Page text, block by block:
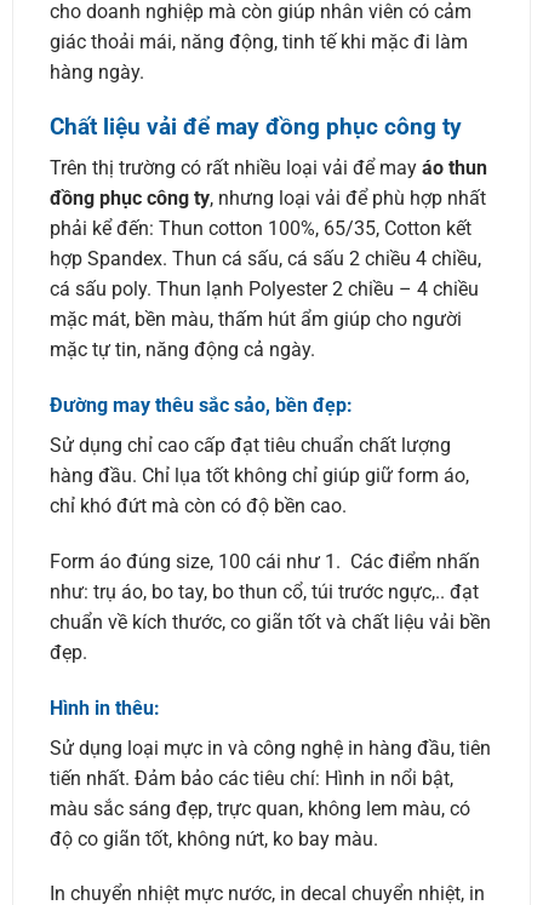
cho doanh nghiệp mà còn giúp nhân viên có cảm
giác thoải mái, năng động, tinh tế khi mặc đi làm
hàng ngày.
Chất liệu vải để may đồng phục công ty
Trên thị trường có rất nhiều loại vải để may áo thun
đồng phục công ty, nhưng loại vải để phù hợp nhất
phải kể đến: Thun cotton 100%, 65/35, Cotton kết
hợp Spandex. Thun cá sấu, cá sấu 2 chiều 4 chiều,
cá sấu poly. Thun lạnh Polyester 2 chiều – 4 chiều
mặc mát, bền màu, thấm hút ẩm giúp cho người
mặc tự tin, năng động cả ngày.
Đường may thêu sắc sảo, bền đẹp:
Sử dụng chỉ cao cấp đạt tiêu chuẩn chất lượng
hàng đầu. Chỉ lụa tốt không chỉ giúp giữ form áo,
chỉ khó đứt mà còn có độ bền cao.
Form áo đúng size, 100 cái như 1. Các điểm nhấn
như: trụ áo, bo tay, bo thun cổ, túi trước ngực,.. đạt
chuẩn về kích thước, co giãn tốt và chất liệu vải bền
đẹp.
Hình in thêu:
Sử dụng loại mực in và công nghệ in hàng đầu, tiên
tiến nhất. Đảm bảo các tiêu chí: Hình in nổi bật,
màu sắc sáng đẹp, trực quan, không lem màu, có
độ co giãn tốt, không nứt, ko bay màu.
In chuyển nhiệt mực nước, in decal chuyển nhiệt, in